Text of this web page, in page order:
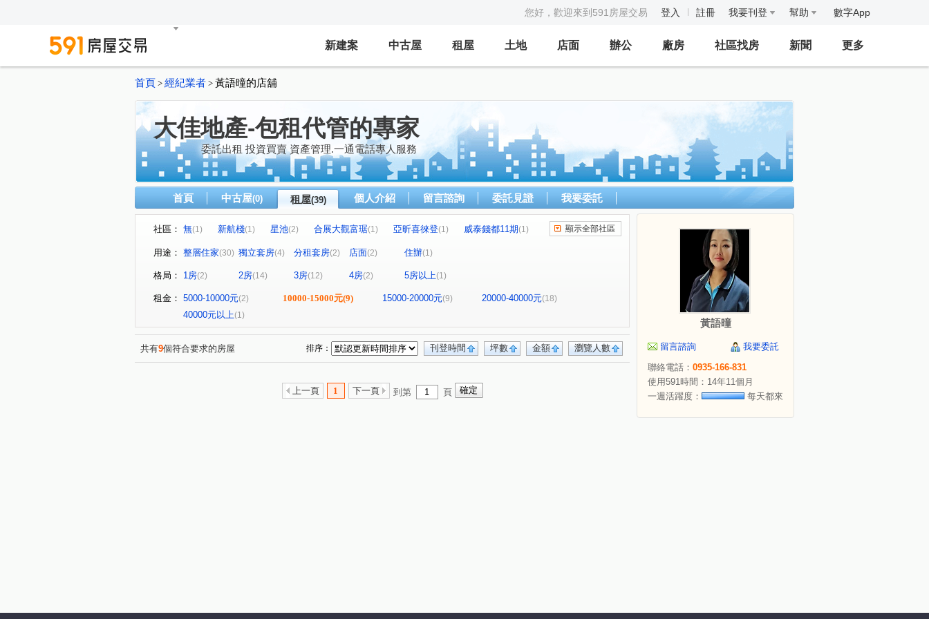
您好，歡迎來到591房屋交易 登入 註冊 我要刊登 幫助 數字App
新建案 中古屋 租屋 土地 店面 辦公 廠房 社區找房 新聞 更多
首頁 > 經紀業者 > 黃語曈的店舖
大佳地產-包租代管的專家
委託出租 投資買賣 資產管理.一通電話專人服務
首頁 中古屋(0) 租屋(39) 個人介紹 留言諮詢 委託見證 我要委託
社區： 無(1) 新航棧(1) 星池(2) 合展大觀富琚(1) 亞昕喜徠登(1) 威泰錢都11期(1)
無 (1) 音悅琉璃 (1) 和境寓見 (2) 三本四季 大來賞
青川馥 遠雄夏沐 桃園第一廣場二期商業大樓(1) 竹城富士
達曜輕鬆GO(1) 竹城鶴岡(1) 雙享樓(1) 昭揚君喆 (1) 佳展好市佳 (1)
傳佳謙里(1)
竹城和賞(1) 中興路(1) 大觀路(1) 南福街(2) 六合一街(1) 高鐵北路一段(1)
自立一街(1) 春日路 (1) 中正三街(1) 莊敬三街(2) 青溪一路(1)
美和路(1) 青田街(1) 富國路三段(1) 中山東路(1) 航科路(1) 中正路(1)
文化路 (1) 大興西路二段(1) 萬壽路二段(1)
顯示全部社區
用途： 整層住家(30) 獨立套房(4) 分租套房(2) 店面(2) 住辦(1)
格局： 1房(2) 2房(14) 3房(12) 4房(2) 5房以上(1)
租金： 5000-10000元(2) 10000-15000元(9) 15000-20000元(9) 20000-40000元(18)
40000元以上(1)
共有9個符合要求的房屋 瀏覽人數
金額
坪數
刊登時間
排序：
上一頁 1 下一頁 到第 頁
黃語曈
留言諮詢
我要委託
聯絡電話： 0935-166-831
使用591時間：14年11個月
一週活躍度：
每天都來